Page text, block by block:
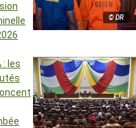
© DR
: les